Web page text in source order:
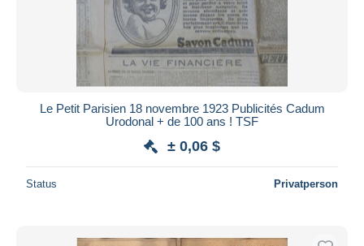
Le Petit Parisien 18 novembre 1923 Publicités Cadum
Urodonal + de 100 ans ! TSF
± 0,06 $
Status Privatperson